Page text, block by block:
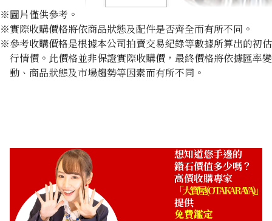
Alexandrite ring 1.113ct
※圖片僅供參考。
※實際收購價格將依商品狀態及配件是否齊全而有所不同。
※參考收購價格是根據本公司拍賣交易紀錄等數據所算出的初估
行情價。此價格並非保證實際收購價，最終價格將依據匯率變
動、商品狀態及市場趨勢等因素而有所不同。
想知道您手邊的
鑽石價值多少嗎？
高價收購專家
「大寶屋 (OTAKARAYA)」
提供
免費鑑定